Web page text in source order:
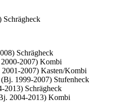
Schrägheck
2007) Kombi
2007) Kasten/Kombi
1999-2007) Stufenheck
2013) Schrägheck
2004-2013) Kombi